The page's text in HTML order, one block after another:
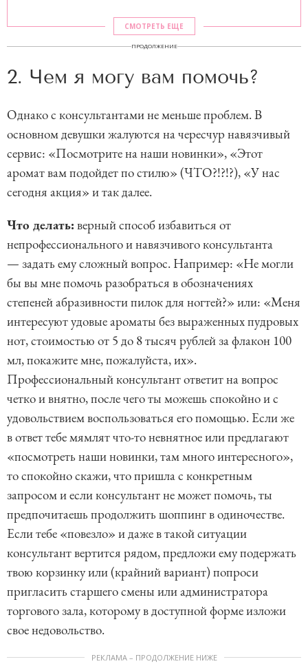
СМОТРЕТЬ ЕЩЕ
ПРОДОЛЖЕНИЕ
2. Чем я могу вам помочь?
Однако с консультантами не меньше проблем. В
основном девушки жалуются на чересчур навязчивый
сервис: «Посмотрите на наши новинки», «Этот
аромат вам подойдет по стилю» (ЧТО?!?!?), «У нас
сегодня акция» и так далее.
Что делать: верный способ избавиться от
непрофессионального и навязчивого консультанта
— задать ему сложный вопрос. Например: «Не могли
бы вы мне помочь разобраться в обозначениях
степеней абразивности пилок для ногтей?» или: «Меня
интересуют удовые ароматы без выраженных пудровых
нот, стоимостью от 5 до 8 тысяч рублей за флакон 100
мл, покажите мне, пожалуйста, их».
Профессиональный консультант ответит на вопрос
четко и внятно, после чего ты можешь спокойно и с
удовольствием воспользоваться его помощью. Если же
в ответ тебе мямлят что-то невнятное или предлагают
«посмотреть наши новинки, там много интересного»,
то спокойно скажи, что пришла с конкретным
запросом и если консультант не может помочь, ты
предпочитаешь продолжить шоппинг в одиночестве.
Если тебе «повезло» и даже в такой ситуации
консультант вертится рядом, предложи ему подержать
твою корзинку или (крайний вариант) попроси
пригласить старшего смены или администратора
торгового зала, которому в доступной форме изложи
свое недовольство.
РЕКЛАМА – ПРОДОЛЖЕНИЕ НИЖЕ